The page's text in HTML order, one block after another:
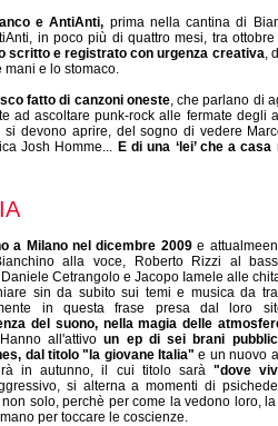
e AntiAnti, prima nella cantina di
in poco più di quattro mesi, tra
scritto e registrato con urgenza creativa,
mani e lo stomaco.
fatto di canzoni oneste, che parlano di
ad ascoltare punk-rock alle fermate degli
devono aprire, del sogno di vedere
Josh Homme... E di una ‘lei’ che a casa
a Milano nel dicembre 2009e
alla voce, Roberto Rizzi al
Cetrangolo e Jacopo Iamele alle
sin da subito sui temi e musica da
in questa frase presa dal loro
del suono, nella magia delle
all'attivoun ep di sei brani
dal titolo "la giovane Italia" e un nuovo
in autunno, il cui titolo sarà "dove
si alterna a momenti di
solo, perchè per come la vedono loro,
per toccare le coscienze.